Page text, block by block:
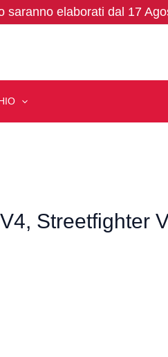
elaborati dal 17
Streetfighter